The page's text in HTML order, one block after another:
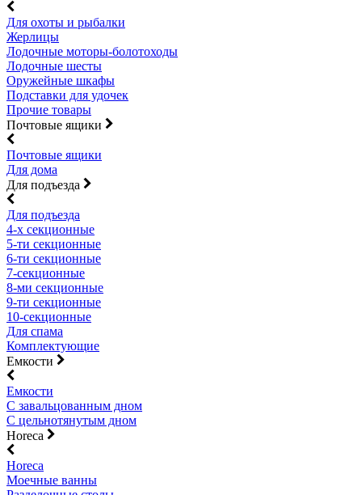
Для охоты и рыбалки
Жерлицы
Лодочные моторы-болотоходы
Лодочные шесты
Оружейные шкафы
Подставки для удочек
Прочие товары
Почтовые ящики
Почтовые ящики
Для дома
Для подъезда
Для подъезда
4-х секционные
5-ти секционные
6-ти секционные
7-секционные
8-ми секционные
9-ти секционные
10-секционные
Для спама
Комплектующие
Емкости
Емкости
С завальцованным дном
С цельнотянутым дном
Horeca
Horeca
Моечные ванны